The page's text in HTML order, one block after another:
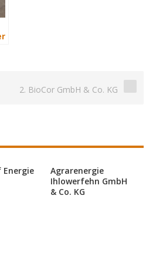
2. BioCor GmbH & Co. KG
Agrarenergie
Ihlowerfehn GmbH
& Co. KG